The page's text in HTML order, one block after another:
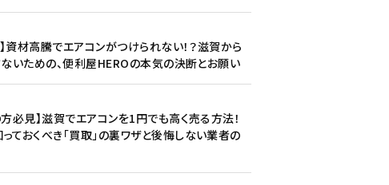
資材高騰でエアコンがつけられない！？滋賀から
ないための、便利屋HEROの本気の決断とお願い
方必見】滋賀でエアコンを1円でも高く売る方法！
ておくべき「買取」の裏ワザと後悔しない業者の